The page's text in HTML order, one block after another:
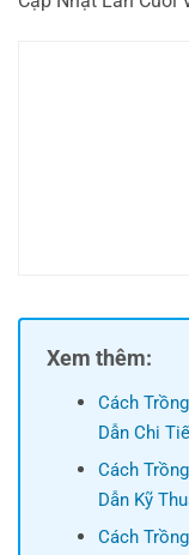
Xem thêm:
Cách
Dẫn Chi
Cách
Dẫn Kỹ
Cách